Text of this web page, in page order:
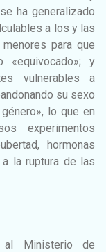
ha generalizado
a los y las
para que
y
vulnerables a
su sexo
lo que en
experimentos
hormonas
la ruptura de las
al Ministerio de